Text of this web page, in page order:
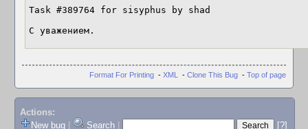
Task #389764 for sisyphus by shad
С уважением.
Format For Printing - XML - Clone This Bug - Top of page
Actions:
New bug
Search
[?]